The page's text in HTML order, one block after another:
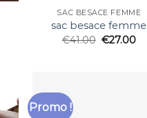
SAC BESACE FEMME
sac besace femme
€41.00 €27.00
Promo !